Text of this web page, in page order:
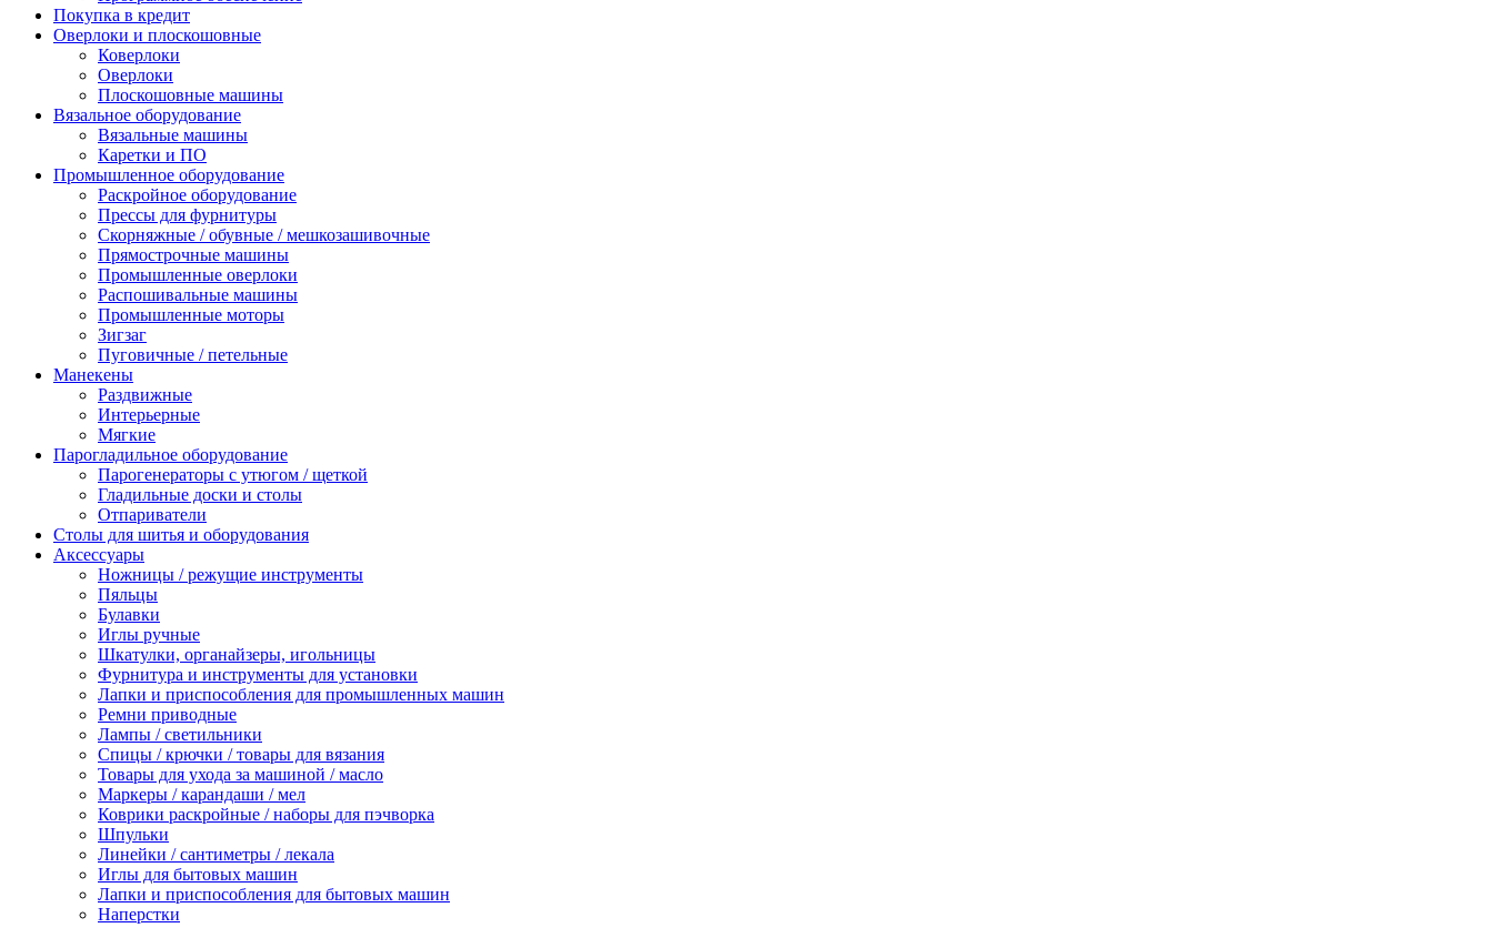
Покупка в кредит
Оверлоки и плоскошовные
Коверлоки
Оверлоки
Плоскошовные машины
Вязальное оборудование
Вязальные машины
Каретки и ПО
Промышленное оборудование
Раскройное оборудование
Прессы для фурнитуры
Скорняжные / обувные / мешкозашивочные
Прямострочные машины
Промышленные оверлоки
Распошивальные машины
Промышленные моторы
Зигзаг
Пуговичные / петельные
Манекены
Раздвижные
Интерьерные
Мягкие
Парогладильное оборудование
Парогенераторы с утюгом / щеткой
Гладильные доски и столы
Отпариватели
Столы для шитья и оборудования
Аксессуары
Ножницы / режущие инструменты
Пяльцы
Булавки
Иглы ручные
Шкатулки, органайзеры, игольницы
Фурнитура и инструменты для установки
Лапки и приспособления для промышленных машин
Ремни приводные
Лампы / светильники
Спицы / крючки / товары для вязания
Товары для ухода за машиной / масло
Маркеры / карандаши / мел
Коврики раскройные / наборы для пэчворка
Шпульки
Линейки / сантиметры / лекала
Иглы для бытовых машин
Лапки и приспособления для бытовых машин
Наперстки